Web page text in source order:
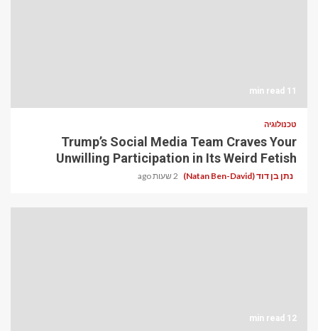
11 min read
טכנולוגיה
Trump’s Social Media Team Craves Your
Unwilling Participation in Its Weird Fetish
נתן בן דוד (Natan Ben-David) 2 שעות ago
12 min read